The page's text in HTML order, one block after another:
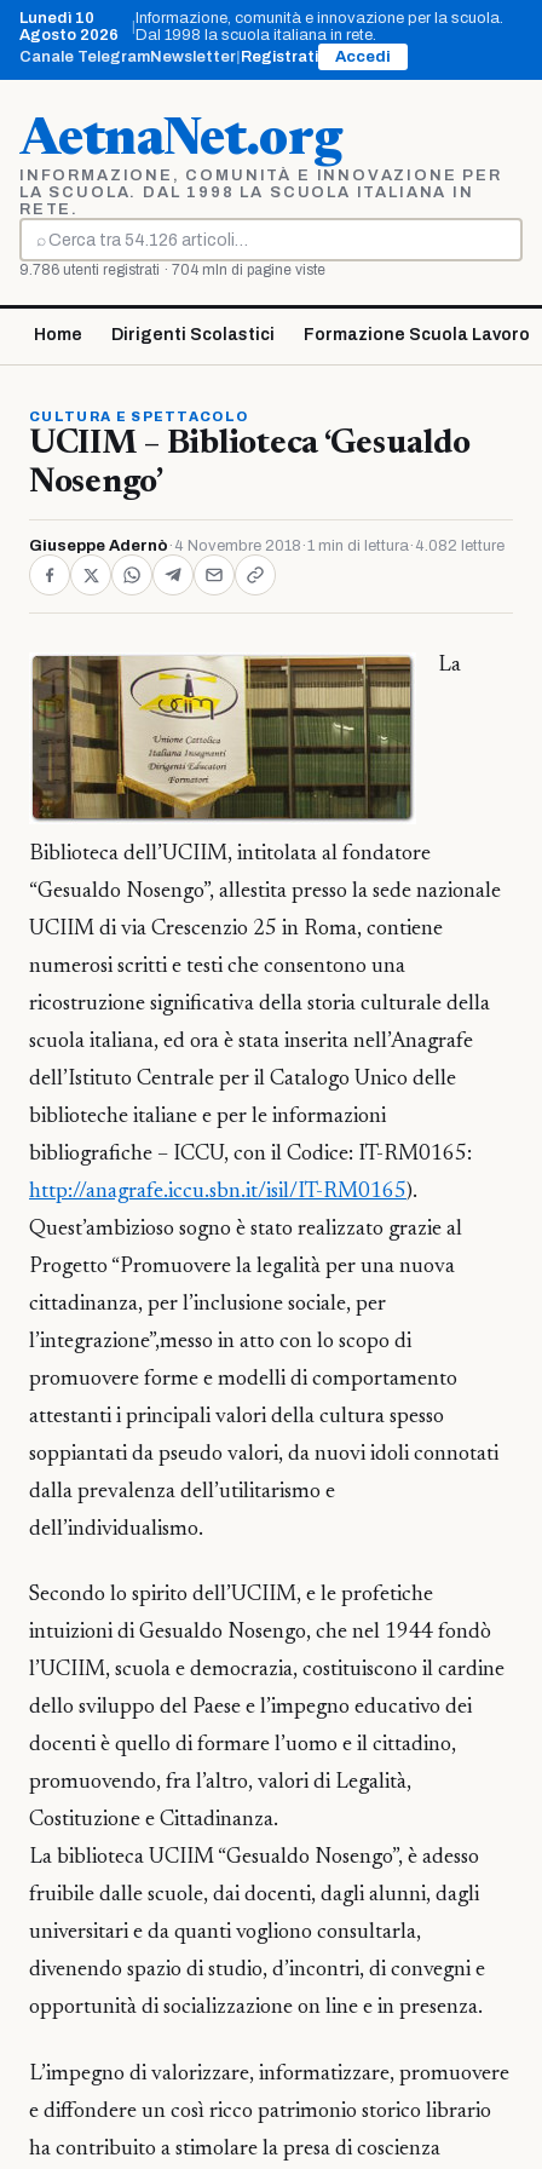
Vai
contenuto
Lunedì 10
Agosto 2026
Informazione, comunità e innovazione per la scuola.
Dal 1998 la scuola italiana in rete.
Canale TelegramNewsletter Registrati Accedi
AetnaNet.org
INFORMAZIONE, COMUNITÀ E INNOVAZIONE PER
LA SCUOLA. DAL 1998 LA SCUOLA ITALIANA IN
RETE.
⌕
Cerca
9.786 utenti registrati · 704 mln di pagine viste
Home Dirigenti Scolastici Formazione Scuola Lavoro
CULTURA E SPETTACOLO
UCIIM – Biblioteca ‘Gesualdo
Nosengo’
Giuseppe Adernò · 4 Novembre 2018 ·1 min di lettura· 4.082 letture
La
Biblioteca dell’UCIIM, intitolata al fondatore
“Gesualdo Nosengo”, allestita presso la sede nazionale
UCIIM di via Crescenzio 25 in Roma, contiene
numerosi scritti e testi che consentono una
ricostruzione significativa della storia culturale della
scuola italiana, ed ora è stata inserita nell’Anagrafe
dell’Istituto Centrale per il Catalogo Unico delle
biblioteche italiane e per le informazioni
bibliografiche – ICCU, con il Codice: IT-RM0165:
http://anagrafe.iccu.sbn.it/isil/IT-RM0165).
Quest’ambizioso sogno è stato realizzato grazie al
Progetto “Promuovere la legalità per una nuova
cittadinanza, per l’inclusione sociale, per
l’integrazione”,messo in atto con lo scopo di
promuovere forme e modelli di comportamento
attestanti i principali valori della cultura spesso
soppiantati da pseudo valori, da nuovi idoli connotati
dalla prevalenza dell’utilitarismo e
dell’individualismo.
Secondo lo spirito dell’UCIIM, e le profetiche
intuizioni di Gesualdo Nosengo, che nel 1944 fondò
l’UCIIM, scuola e democrazia, costituiscono il cardine
dello sviluppo del Paese e l’impegno educativo dei
docenti è quello di formare l’uomo e il cittadino,
promuovendo, fra l’altro, valori di Legalità,
Costituzione e Cittadinanza.
La biblioteca UCIIM “Gesualdo Nosengo”, è adesso
fruibile dalle scuole, dai docenti, dagli alunni, dagli
universitari e da quanti vogliono consultarla,
divenendo spazio di studio, d’incontri, di convegni e
opportunità di socializzazione on line e in presenza.
L’impegno di valorizzare, informatizzare, promuovere
e diffondere un così ricco patrimonio storico librario
ha contribuito a stimolare la presa di coscienza